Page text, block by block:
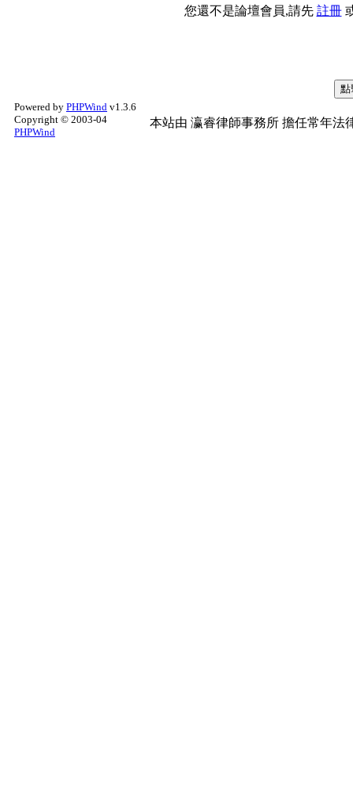
您還不是論壇會員,請先 註冊
Powered by PHPWind v1.3.6
Copyright © 2003-04
PHPWind
本站由 瀛睿律師事務所 擔任常年法